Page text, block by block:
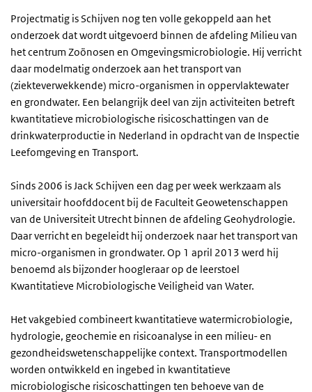
Projectmatig is Schijven nog ten volle gekoppeld aan het
onderzoek dat wordt uitgevoerd binnen de afdeling Milieu van
het centrum Zoönosen en Omgevingsmicrobiologie. Hij verricht
daar modelmatig onderzoek aan het transport van
(ziekteverwekkende) micro-organismen in oppervlaktewater
en grondwater. Een belangrijk deel van zijn activiteiten betreft
kwantitatieve microbiologische risicoschattingen van de
drinkwaterproductie in Nederland in opdracht van de Inspectie
Leefomgeving en Transport.
Sinds 2006 is Jack Schijven een dag per week werkzaam als
universitair hoofddocent bij de Faculteit Geowetenschappen
van de Universiteit Utrecht binnen de afdeling Geohydrologie.
Daar verricht en begeleidt hij onderzoek naar het transport van
micro-organismen in grondwater. Op 1 april 2013 werd hij
benoemd als bijzonder hoogleraar op de leerstoel
Kwantitatieve Microbiologische Veiligheid van Water.
Het vakgebied combineert kwantitatieve watermicrobiologie,
hydrologie, geochemie en risicoanalyse in een milieu- en
gezondheidswetenschappelijke context. Transportmodellen
worden ontwikkeld en ingebed in kwantitatieve
microbiologische risicoschattingen ten behoeve van de